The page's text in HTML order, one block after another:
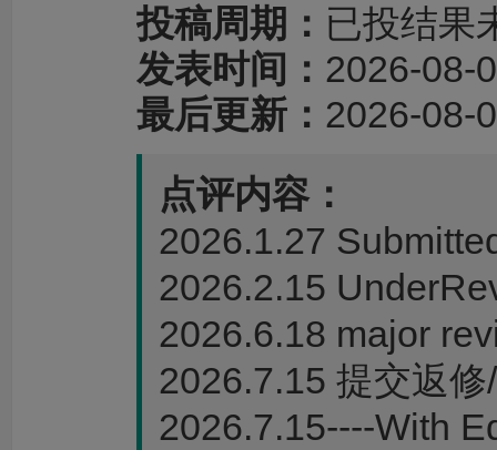
投稿周期： 已投结果
发表时间： 2026-08-
最后更新： 2026-08-
点评内容：
2026.1.27
2026.2.15
2026.6.18 major
2026.7.15 提交返
2026.7.15----With